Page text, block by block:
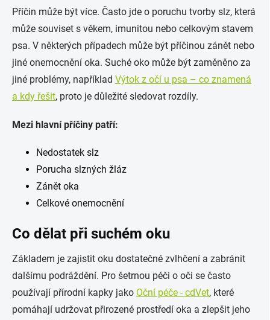
Příčin může být více. Často jde o poruchu tvorby slz, která
může souviset s věkem, imunitou nebo celkovým stavem
psa. V některých případech může být příčinou zánět nebo
jiné onemocnění oka. Suché oko může být zaměněno za
jiné problémy, například Výtok z očí u psa – co znamená
a kdy řešit, proto je důležité sledovat rozdíly.
Mezi hlavní příčiny patří:
Nedostatek slz
Porucha slzných žláz
Zánět oka
Celkové onemocnění
Co dělat při suchém oku
Základem je zajistit oku dostatečné zvlhčení a zabránit
dalšímu podráždění. Pro šetrnou péči o oči se často
používají přírodní kapky jako Oční péče - cdVet, které
pomáhají udržovat přirozené prostředí oka a zlepšit jeho